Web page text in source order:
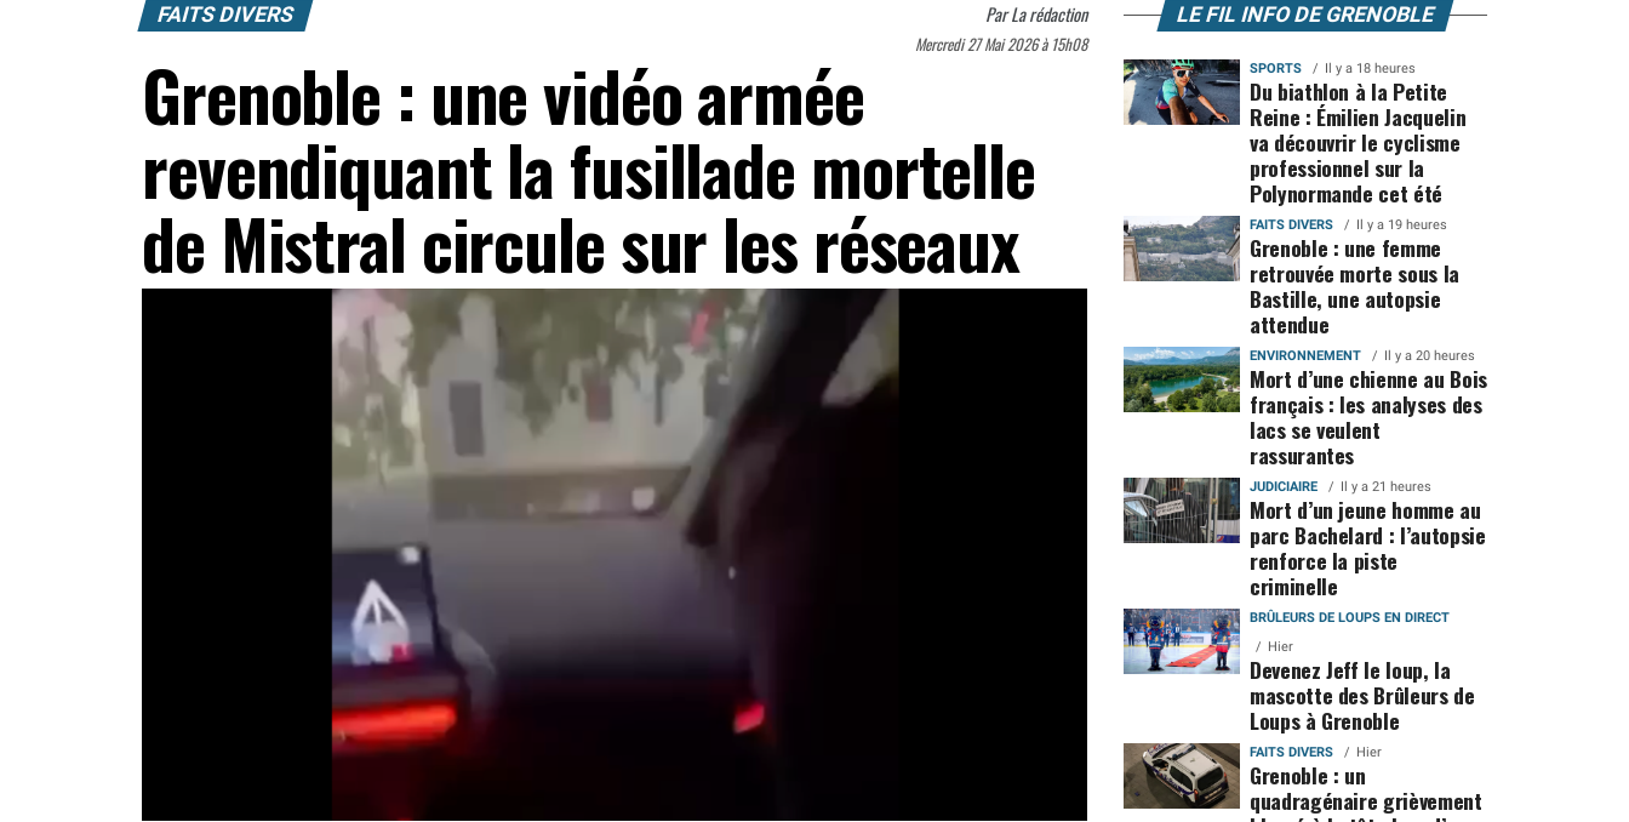
FAITS DIVERS ParLa rédaction
Mercredi 27 Mai 2026 à 15h08
Grenoble : une vidéo armée
revendiquant la fusillade mortelle
de Mistral circule sur les réseaux
LE FIL INFO DE GRENOBLE
SPORTS Il y a 18 heures
Du biathlon à la Petite
Reine : Émilien Jacquelin
va découvrir le cyclisme
professionnel sur la
Polynormande cet été
FAITS DIVERS Il y a 19 heures
Grenoble : une femme
retrouvée morte sous la
Bastille, une autopsie
attendue
ENVIRONNEMENT Il y a 20 heures
Mort d’une chienne au Bois
français : les analyses des
lacs se veulent
rassurantes
JUDICIAIRE Il y a 21 heures
Mort d’un jeune homme au
parc Bachelard : l’autopsie
renforce la piste
criminelle
BRÛLEURS DE LOUPS EN DIRECT
Hier
Devenez Jeff le loup, la
mascotte des Brûleurs de
Loups à Grenoble
FAITS DIVERS Hier
Grenoble : un
quadragénaire grièvement